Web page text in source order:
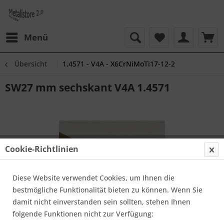
Menü
Übersicht 1.4571 - V4A - X6CrNiMoTi17-12-2
SW27 mm sechskant V4A 1.4571
Cookie-Richtlinien
Diese Website verwendet Cookies, um Ihnen die
bestmögliche Funktionalität bieten zu können. Wenn Sie
damit nicht einverstanden sein sollten, stehen Ihnen
folgende Funktionen nicht zur Verfügung: